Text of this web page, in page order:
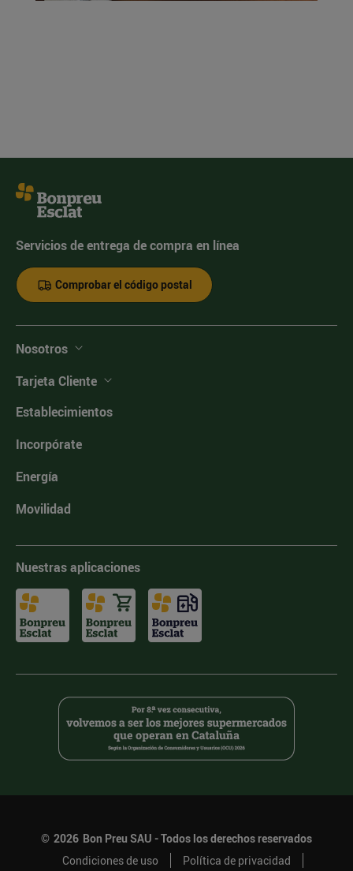
Servicios de entrega de compra en línea
Comprobar el código postal
Nosotros
Tarjeta Cliente
Establecimientos
Incorpórate
Energía
Movilidad
Nuestras aplicaciones
© 2026 Bon Preu SAU - Todos los derechos reservados
Condiciones de uso
Política de privacidad